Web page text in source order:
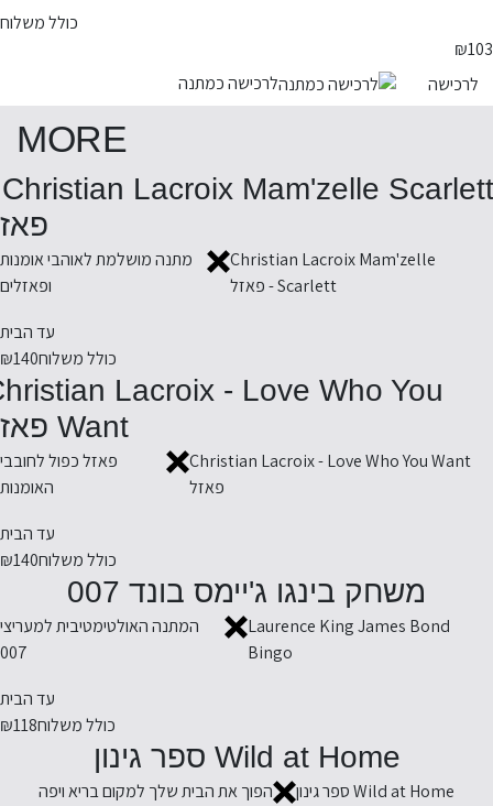
כולל משלוח
₪103
לרכישה
לרכישה כמתנה
MORE
Christian Lacroix Mam'zelle
Scarlett - פאזל
מתנה מושלמת לאוהבי אומנות
ופאזלים
עד הבית
כולל משלוח₪140
Lacroix - Love Who You
Want פאזל
Christian Lacroix - Love Who You Want
פאזל
פאזל כפול לחובבי
האומנות
עד הבית
כולל משלוח₪140
משחק בינגו ג'יימס בונד 007
Laurence King James Bond
Bingo
המתנה האולטימטיבית למעריצי
007
עד הבית
כולל משלוח₪118
Wild at Home ספר גינון
Wild at Home ספר גינון
הפוך את הבית שלך למקום בריא ויפה